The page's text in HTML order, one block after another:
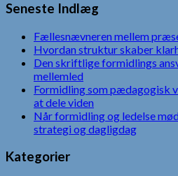
Seneste Indlæg
Fællesnævneren mellem
Hvordan struktur skaber
Den skriftlige formidlings
mellemled
Formidling som pædagogisk
at dele viden
Når formidling og ledelse
strategi og dagligdag
Kategorier